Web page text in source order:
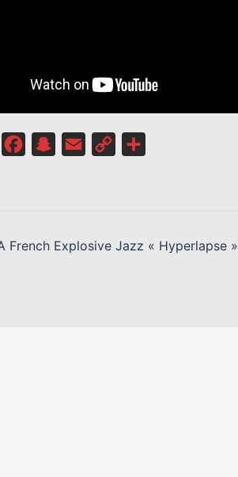
WhatsAppFacebookSnapchat
Email
Copy
French Explosive Jazz « Hyperlapse »